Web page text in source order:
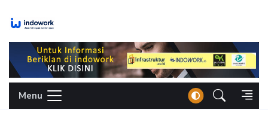
Menu